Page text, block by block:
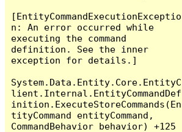
[EntityCommandExecutionExceptio
n: An error occurred while
executing the command
definition. See the inner
exception for details.]
System.Data.Entity.Core.EntityC
lient.Internal.EntityCommandDef
inition.ExecuteStoreCommands(En
tityCommand entityCommand,
CommandBehavior behavior) +125